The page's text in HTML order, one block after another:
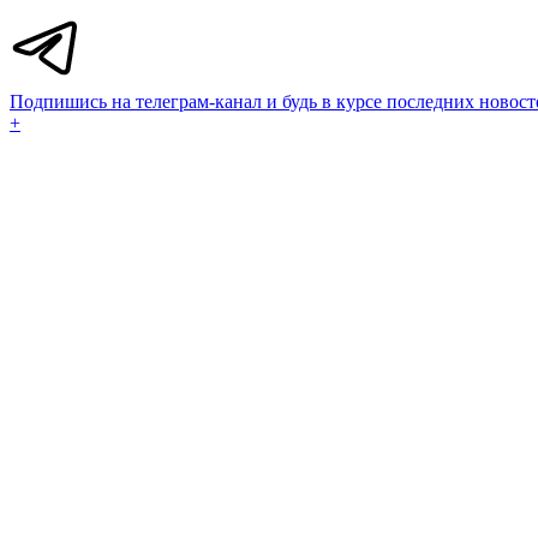
Подпишись на телеграм-канал и будь в курсе последних
+